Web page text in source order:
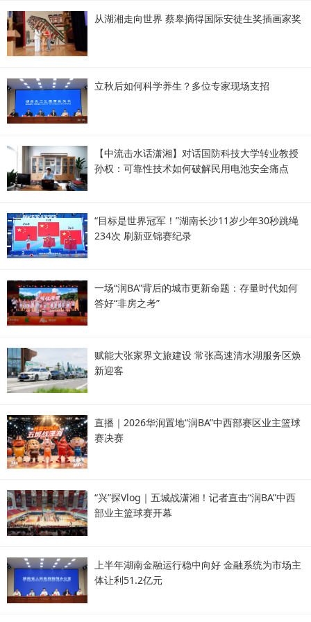
从湖湘走向世界 蔡皋摘得国际安徒生奖插画家奖
立秋后如何科学养生？多位专家现场支招
【中流击水话潇湘】对话国防科技大学转业教授
孙权：可靠性技术如何破解民用电池安全痛点
“目标是世界冠军！”湖南长沙11岁少年30秒跳绳
234次 刷新亚锦赛纪录
一场“润BA”背后的城市更新命题：存量时代如何
答好“非房之考”
赋能大张家界文旅建设 常张高速清水湖服务区焕
新迎客
直播｜2026华润置地“润BA”中西部赛区业主篮球
赛决赛
“兴”探Vlog｜五城战潇湘！记者直击“润BA”中西
部业主篮球赛开幕
上半年湖南金融运行稳中向好 金融系统为市场主
体让利51.2亿元